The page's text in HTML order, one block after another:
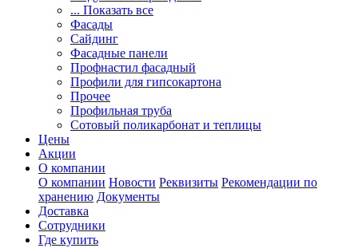
... Показать все
Фасады
Сайдинг
Фасадные панели
Профнастил фасадный
Профили для гипсокартона
Прочее
Профильная труба
Сотовый поликарбонат и теплицы
Цены
Акции
О компании
О компании Новости Реквизиты Рекомендации по
хранению Документы
Доставка
Сотрудники
Где купить